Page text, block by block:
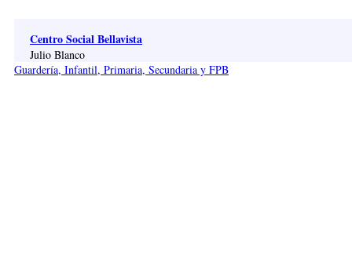
Centro Social Bellavista
Julio Blanco
Guardería, Infantil, Primaria, Secundaria y FPB